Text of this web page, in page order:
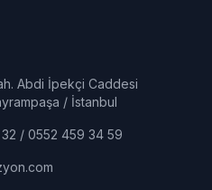
Abdi İpekçi Caddesi
/ İstanbul
/ 0552 459 34 59